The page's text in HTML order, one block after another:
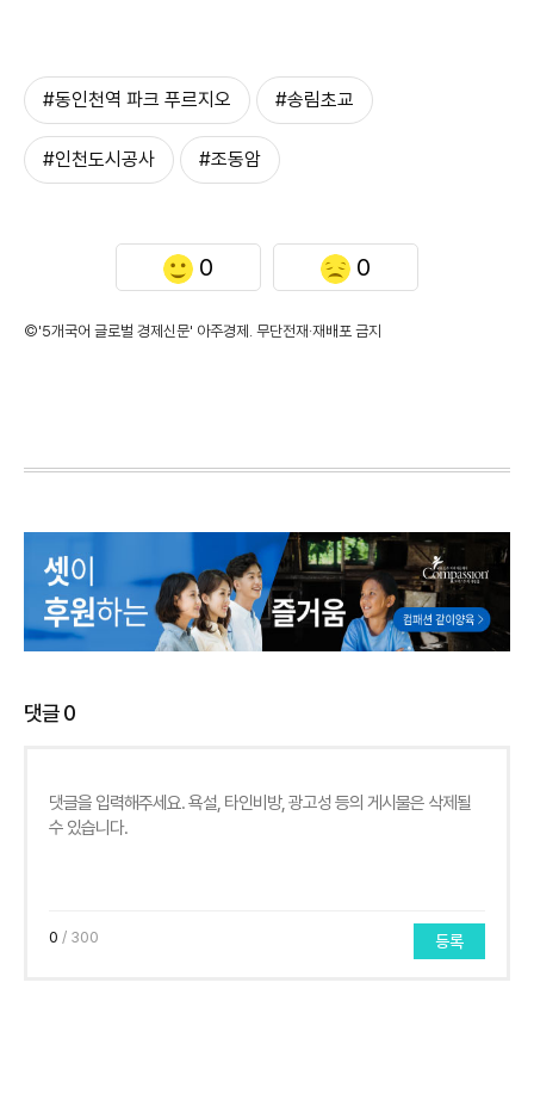
#동인천역 파크 푸르지오 #송림초교
#인천도시공사 #조동암
0 0
©'5개국어 글로벌 경제신문' 아주경제. 무단전재·재배포 금지
댓글0
0 / 300 등록